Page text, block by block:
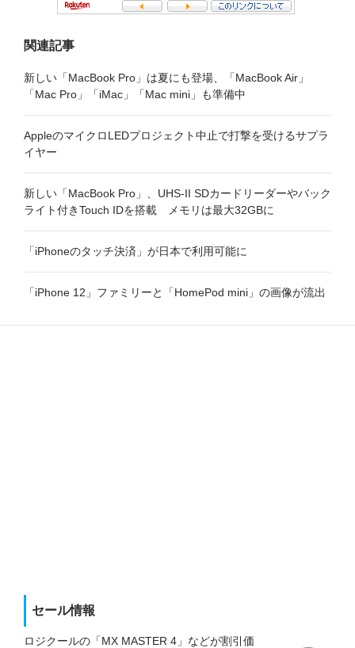
関連記事
新しい「MacBook Pro」は夏にも登場、「MacBook Air」
「Mac Pro」「iMac」「Mac mini」も準備中
AppleのマイクロLEDプロジェクト中止で打撃を受けるサプラ
イヤー
新しい「MacBook Pro」、UHS-II SDカードリーダーやバック
ライト付きTouch IDを搭載 メモリは最大32GBに
「iPhoneのタッチ決済」が日本で利用可能に
「iPhone 12」ファミリーと「HomePod mini」の画像が流出
セール情報
ロジクールの「MX MASTER 4」などが割引価